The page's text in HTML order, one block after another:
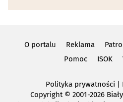
O portalu Reklama
Pomoc
ISOK
Polityka prywatności
Copyright© 2001-2026